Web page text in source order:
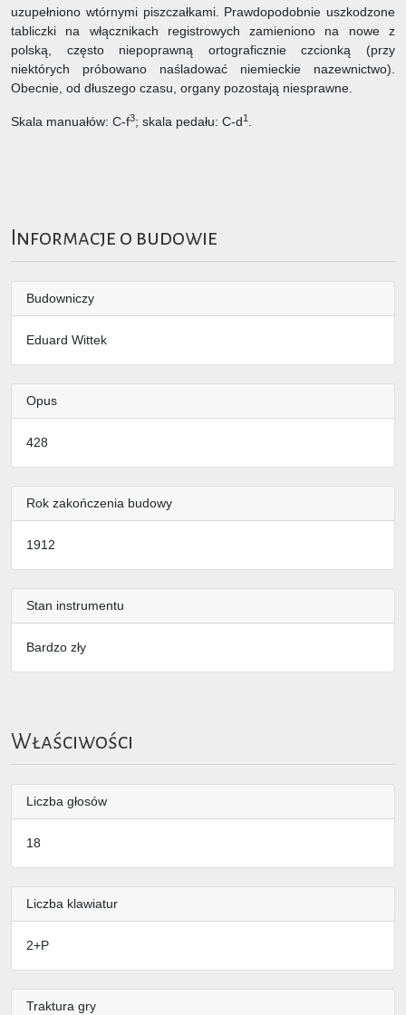
uzupełniono wtórnymi piszczałkami. Prawdopodobnie uszkodzone
tabliczki na włącznikach registrowych zamieniono na nowe z
polską, często niepoprawną ortograficznie czcionką (przy
niektórych próbowano naśladować niemieckie nazewnictwo).
Obecnie, od dłuszego czasu, organy pozostają niesprawne.
Skala manuałów: C-f3; skala pedału: C-d1
Informacje o budowie
Budowniczy
Eduard Wittek
Opus
428
Rok zakończenia budowy
1912
Stan instrumentu
Bardzo zły
Właściwości
Liczba głosów
18
Liczba klawiatur
2+P
Traktura gry